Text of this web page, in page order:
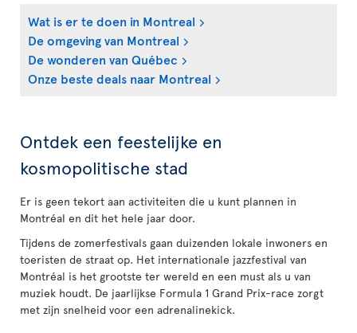
Wat is er te doen in Montreal
De omgeving van Montreal
De wonderen van Québec
Onze beste deals naar Montreal
Ontdek een feestelijke en
kosmopolitische stad
Er is geen tekort aan activiteiten die u kunt plannen in
Montréal en dit het hele jaar door.
Tijdens de zomerfestivals gaan duizenden lokale inwoners en
toeristen de straat op. Het internationale jazzfestival van
Montréal is het grootste ter wereld en een must als u van
muziek houdt. De jaarlijkse Formula 1 Grand Prix-race zorgt
met zijn snelheid voor een adrenalinekick.